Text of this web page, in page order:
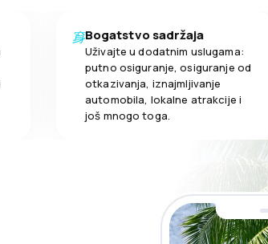
Bogatstvo sadržaja
Uživajte u dodatnim uslugama:
putno osiguranje, osiguranje od
otkazivanja, iznajmljivanje
automobila, lokalne atrakcije i
još mnogo toga.